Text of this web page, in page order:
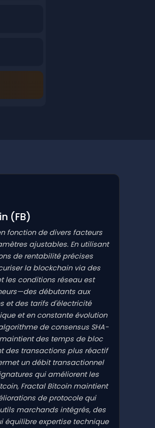
(FB)
fonction de divers facteurs
ajustables. En utilisant
de rentabilité précises
la blockchain via des
les conditions réseau est
débutants aux
et des tarifs d'électricité
et en constante évolution
de consensus SHA-
des temps de bloc
des transactions plus réactif
un débit transactionnel
qui améliorent les
Fractal Bitcoin maintient
de protocole qui
marchands intégrés, des
équilibre expertise technique